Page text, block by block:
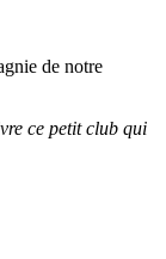
de notre
ce petit club qui